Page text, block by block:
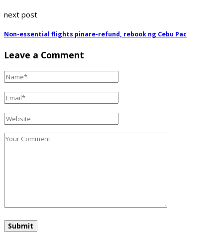
next post
Non-essential flights pinare-refund, rebook ng Cebu Pac
Leave a Comment